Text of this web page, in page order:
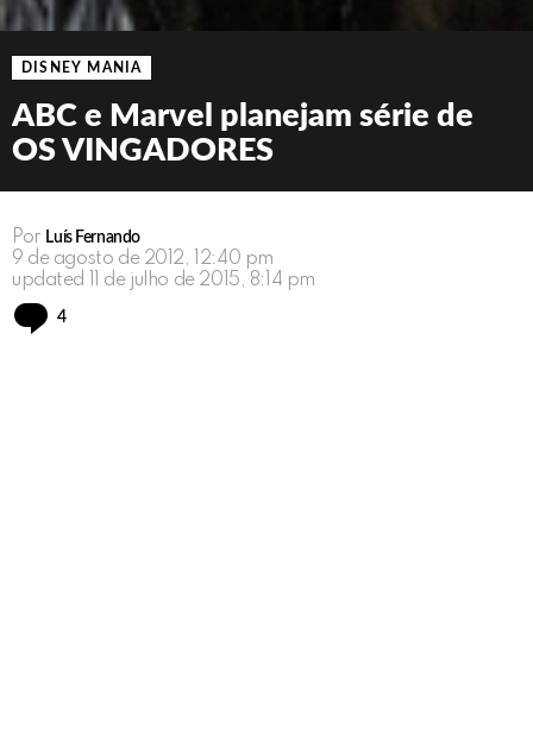
DISNEY MANIA
ABC e Marvel planejam série de
OS VINGADORES
Por Luís Fernando
9 de agosto de 2012, 12:40 pm
updated
11 de julho de 2015, 8:14 pm
4